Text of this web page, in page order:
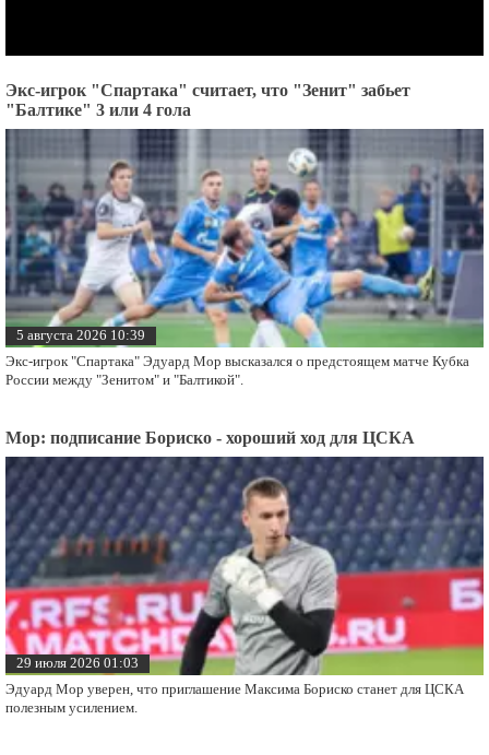
Экс-игрок "Спартака" считает, что "Зенит" забьет
"Балтике" 3 или 4 гола
5 августа 2026 10:39
Экс-игрок "Спартака" Эдуард Мор высказался о предстоящем матче Кубка
России между "Зенитом" и "Балтикой".
Мор: подписание Бориско - хороший ход для ЦСКА
29 июля 2026 01:03
Эдуард Мор уверен, что приглашение Максима Бориско станет для ЦСКА
полезным усилением.